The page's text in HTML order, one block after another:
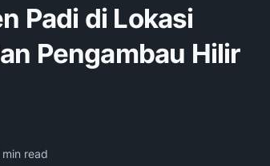
Padi di Lokasi
Pengambau Hilir
min read